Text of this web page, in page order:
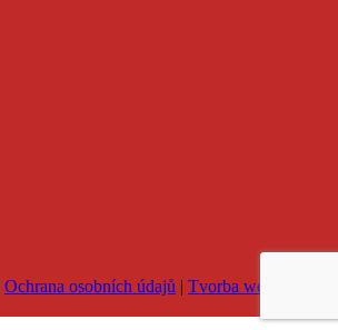
Ochrana osobních údajů | Tvorba webových